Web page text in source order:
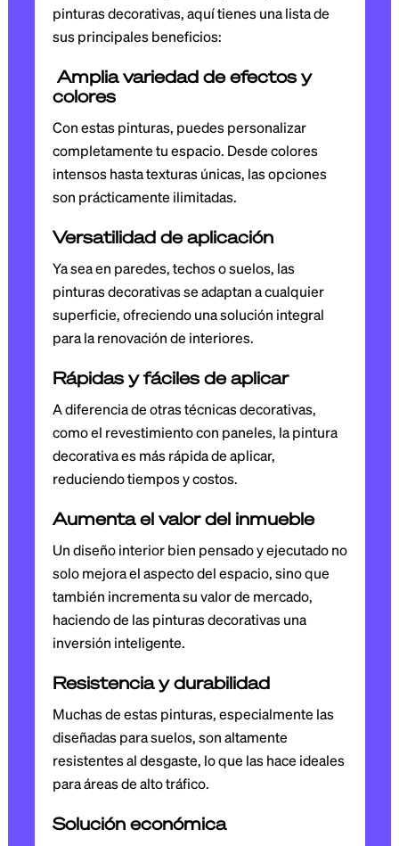
pinturas decorativas, aquí tienes una lista de
sus principales beneficios:
Amplia variedad de efectos y
colores
Con estas pinturas, puedes personalizar
completamente tu espacio. Desde colores
intensos hasta texturas únicas, las opciones
son prácticamente ilimitadas.
Versatilidad de aplicación
Ya sea en paredes, techos o suelos, las
pinturas decorativas se adaptan a cualquier
superficie, ofreciendo una solución integral
para la renovación de interiores.
Rápidas y fáciles de aplicar
A diferencia de otras técnicas decorativas,
como el revestimiento con paneles, la pintura
decorativa es más rápida de aplicar,
reduciendo tiempos y costos.
Aumenta el valor del inmueble
Un diseño interior bien pensado y ejecutado no
solo mejora el aspecto del espacio, sino que
también incrementa su valor de mercado,
haciendo de las pinturas decorativas una
inversión inteligente.
Resistencia y durabilidad
Muchas de estas pinturas, especialmente las
diseñadas para suelos, son altamente
resistentes al desgaste, lo que las hace ideales
para áreas de alto tráfico.
Solución económica